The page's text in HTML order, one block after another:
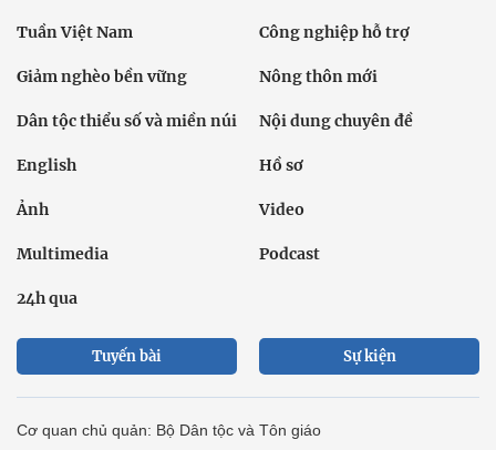
Tuần Việt Nam Công nghiệp hỗ trợ
Giảm nghèo bền vững Nông thôn mới
Dân tộc thiểu số và miền núi Nội dung chuyên đề
English Hồ sơ
Ảnh Video
Multimedia Podcast
24h qua
Tuyến bài Sự kiện
Cơ quan chủ quản: Bộ Dân tộc và Tôn giáo